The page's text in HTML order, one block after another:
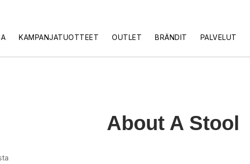
KAMPANJATUOTTEET OUTLET BRÄNDIT PALVELUT
About A Stool